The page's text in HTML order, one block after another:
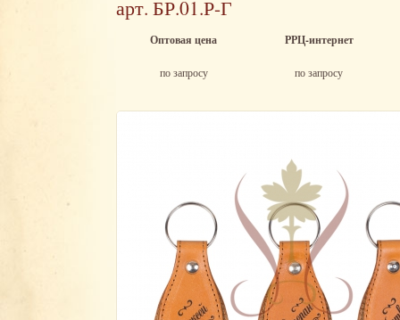
арт. БР.01.Р-Г
Оптовая цена
по запросу
РРЦ-интернет
по запросу